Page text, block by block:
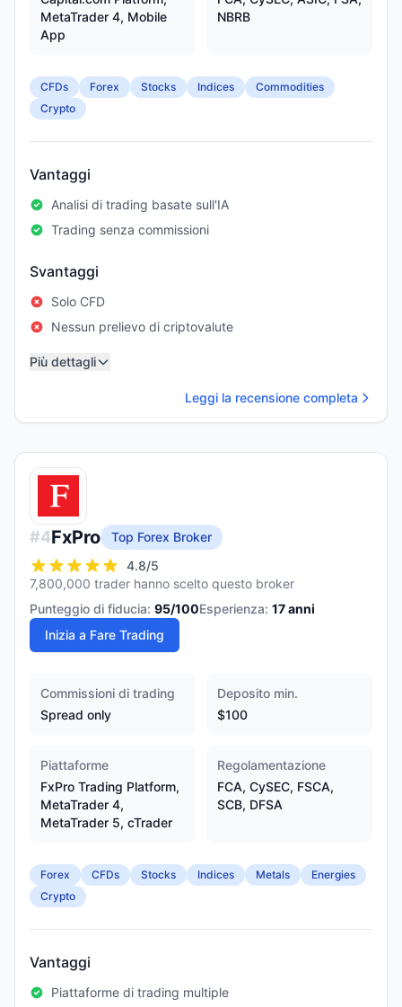
MetaTrader 4, Mobile
App
NBRB
CFDs Forex Stocks Indices
Commodities
Crypto
Vantaggi
Analisi di trading basate sull'IA
Trading senza commissioni
Svantaggi
Solo CFD
Nessun prelievo di criptovalute
Più dettagli
Leggi la recensione completa
#4FxPro
Top Forex Broker
4.8/5
7,800,000 trader hanno scelto questo broker
Punteggio di fiducia: 95/100Esperienza: 17anni
Inizia a Fare Trading
Commissioni di trading
Spread only
Deposito min.
$100
Piattaforme
FxPro Trading Platform,
MetaTrader 4,
MetaTrader 5, cTrader
Regolamentazione
FCA, CySEC, FSCA,
SCB, DFSA
Forex CFDs Stocks Indices Metals
Energies
Crypto
Vantaggi
Piattaforme di trading multiple